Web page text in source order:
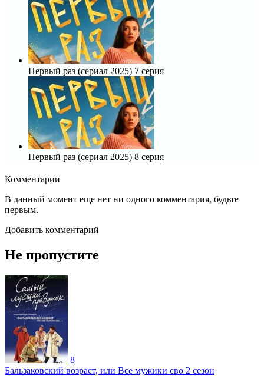
Первый раз (сериал 2025) 7 серия
Первый раз (сериал 2025) 8 серия
Комментарии
В данный момент еще нет ни одного комментария, будьте
первым.
Добавить комментарий
Не пропустите
8
Бальзаковский возраст, или Все мужики сво 2 сезон